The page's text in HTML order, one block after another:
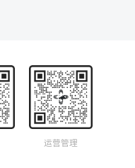
运营管理